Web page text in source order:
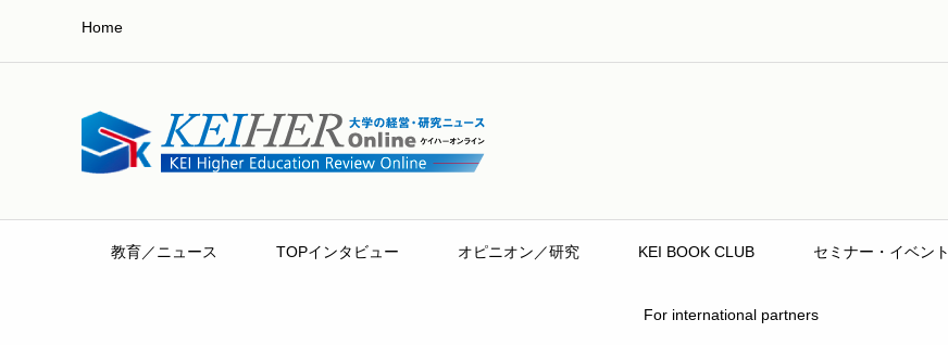
Home
教育／ニュース TOPインタビュー オピニオン／研究 KEI BOOK CLUB セミナー・イベント
For international partners